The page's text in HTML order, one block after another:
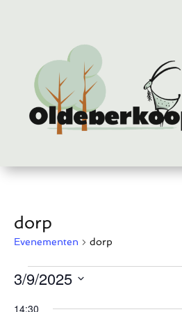
dorp
Evenementen dorp
Evenementen
3/9/2025
14:30